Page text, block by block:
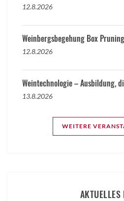
12.8.2026
Weinbergsbegehung Box
12.8.2026
Weintechnologie – Ausbildung,
13.8.2026
WEITERE
AKTUELLES